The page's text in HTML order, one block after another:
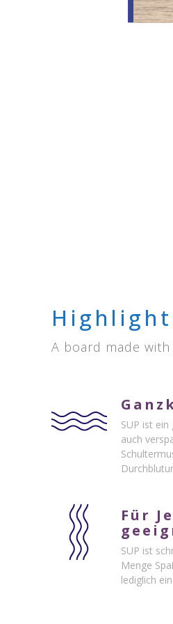
A board made
SUP ist
auch
Für
SUP ist
Menge
lediglich